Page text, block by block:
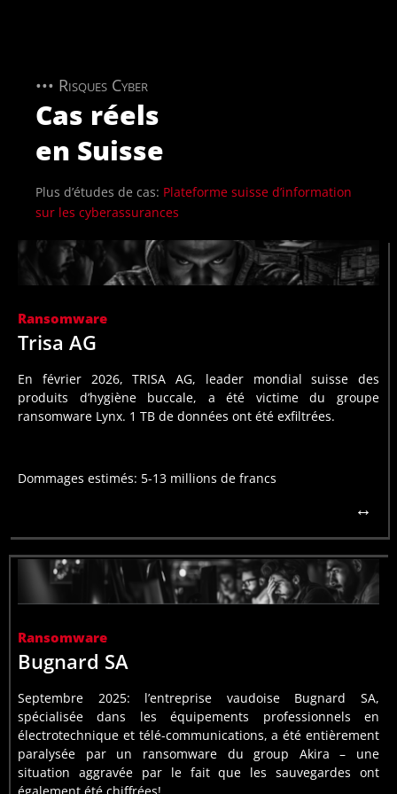
••• Risques Cyber
Cas réels
en Suisse
Plus d’études de cas: Plateforme suisse d’information
sur les cyberassurances
Ransomware
Trisa AG
En février 2026, TRISA AG, leader mondial suisse des
produits d’hygiène buccale, a été victime du groupe
ransomware Lynx. 1 TB de données ont été exfiltrées.
Dommages estimés: 5-13 millions de francs
↔
le groupe Lynx. Les attaquants ont pénétré l’infrastructure
informatique de l’entreprise, chiffré des systèmes critiques
et exfiltré environ 1 teraoctet de données
Lire plus:Cyberversicherung.ch
La Suisse, 4e pays le plus touché par les ransomwares:
Ransomware
Bugnard SA
Septembre 2025: l’entreprise vaudoise Bugnard SA,
spécialisée dans les équipements professionnels en
électrotechnique et télé-communications, a été entièrement
paralysée par un ransomware du group Akira – une
situation aggravée par le fait que les sauvegardes ont
Le 24 septembre 2025, l’entreprise vaudoise Bugnard SA a
dû faire face à une cyberattaque de grande ampleur. Son
infrastructure informatique a été entièrement chiffrée,
rendant la conduite de l’exploitation impossible. Le
chiffrement des sauvegardes a rendu la situation encore
plus inxtricable. La rançon, initialement fixée à CHF
450’000.–, a ensuite été ramenée à CHF 200’000.–
Le groupe Akira: Cyberversicherung.ch